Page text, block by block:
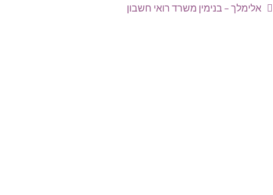
אלימלך – בנימין משרד רואי חשבון